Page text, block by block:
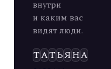
внутри
и каким вас
видят люди.
ЭЛЬДА